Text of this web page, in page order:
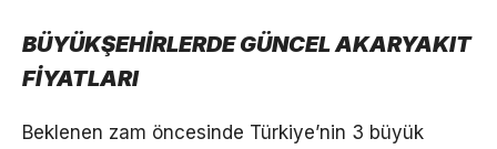
BÜYÜKŞEHİRLERDE GÜNCEL AKARYAKIT
FİYATLARI
Beklenen zam öncesinde Türkiye’nin 3 büyük